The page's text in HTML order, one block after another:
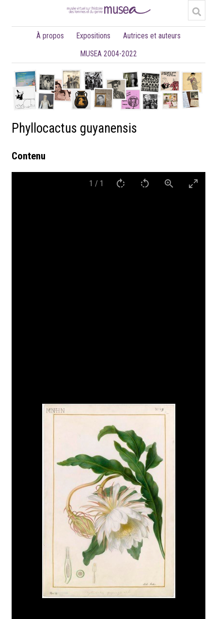
À propos Expositions
Autrices et auteurs
MUSEA 2004-2022
Phyllocactus guyanensis
Contenu
1 / 1